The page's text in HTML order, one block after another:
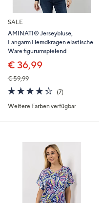
SALE
AMINATI® Jerseybluse,
Langarm Hemdkragen elastische
Ware figurumspielend
€ 36,99
€ 59,99
4.3
von
5
(7)7
Weitere Farben verfügbar